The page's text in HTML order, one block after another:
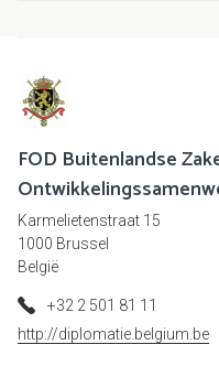
FOD Buitenlandse
Karmelietenstraat 15
1000 Brussel
België
+32 2 501 81 11
http://diplomatie.belgium.be